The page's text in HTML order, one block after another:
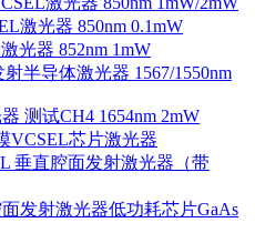
激光器 850nm 0.1mW
光器 852nm 1mW
半导体激光器 1567/1550nm
测试CH4 1654nm 2mW
VCSEL芯片激光器
垂直腔面发射激光器（带
发射激光器低功耗芯片GaAs